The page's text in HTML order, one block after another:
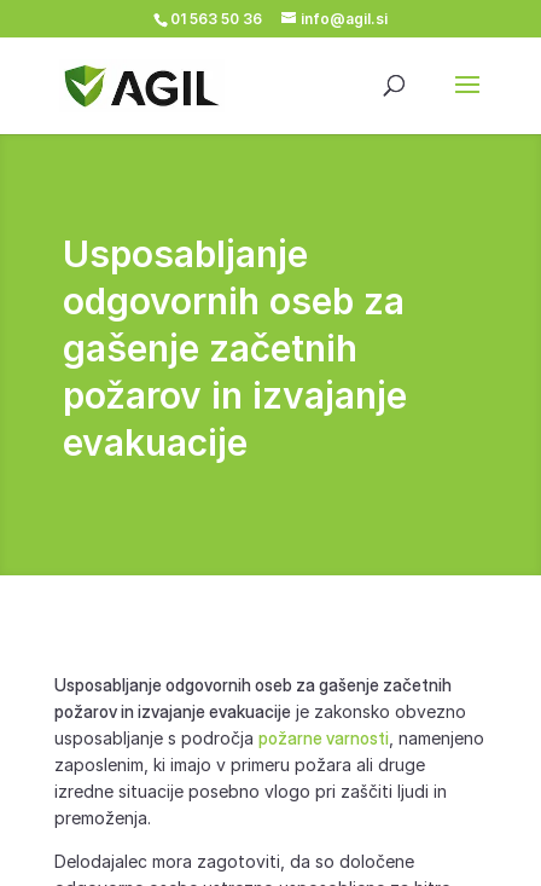
01 563 50 36 info@agil.si
Usposabljanje
odgovornih oseb za
gašenje začetnih
požarov in izvajanje
evakuacije
Usposabljanje odgovornih oseb za gašenje začetnih
požarov in izvajanje evakuacijeje zakonsko obvezno
usposabljanje s področja požarne varnosti, namenjeno
zaposlenim, ki imajo v primeru požara ali druge
izredne situacije posebno vlogo pri zaščiti ljudi in
premoženja.
Delodajalec mora zagotoviti, da so določene